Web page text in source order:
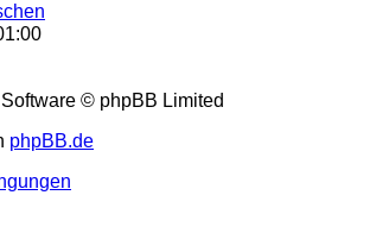
© phpBB Limited
phpBB.de